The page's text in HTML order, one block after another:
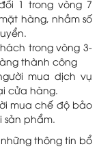
1 trong vòng 7
hàng, nhầm số
trong vòng 3-
thành công
mua dịch vụ
cửa hàng.
mua chế độ bảo
sản phẩm.
thông tin bổ